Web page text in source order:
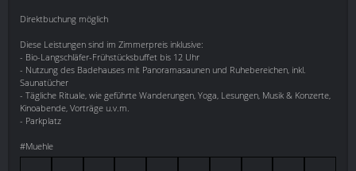
Direktbuchung möglich
Diese Leistungen sind im Zimmerpreis inklusive:
- Bio-Langschläfer-Frühstücksbuffet bis 12 Uhr
- Nutzung des Badehauses mit Panoramasaunen und Ruhebereichen, inkl.
Saunatücher
- Tägliche Rituale, wie geführte Wanderungen, Yoga, Lesungen, Musik & Konzerte,
Kinoabende, Vorträge u.v.m.
- Parkplatz
#Muehle